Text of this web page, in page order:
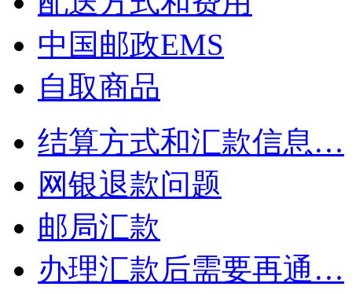
中国邮政EMS
自取商品
结算方式和汇款信息…
网银退款问题
邮局汇款
办理汇款后需要再通…